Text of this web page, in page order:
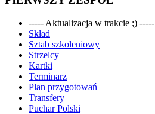
----- Aktualizacja w trakcie ;) -----
Skład
Sztab szkoleniowy
Strzelcy
Kartki
Terminarz
Plan przygotowań
Transfery
Puchar Polski